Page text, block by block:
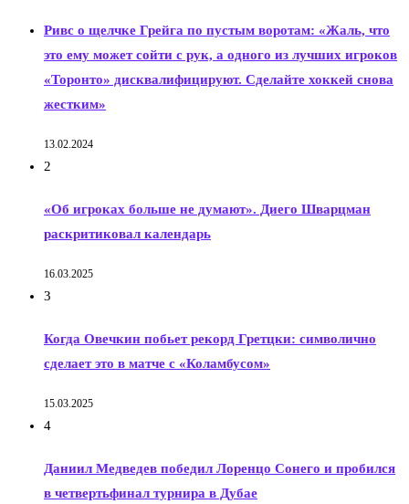
Ривс о щелчке Грейга по пустым воротам: «Жаль, что
это ему может сойти с рук, а одного из лучших игроков
«Торонто» дисквалифицируют. Сделайте хоккей снова
жестким»
13.02.2024
2
«Об игроках больше не думают». Диего Шварцман
раскритиковал календарь
16.03.2025
3
Когда Овечкин побьет рекорд Гретцки: символично
сделает это в матче с «Коламбусом»
15.03.2025
4
Даниил Медведев победил Лоренцо Сонего и пробился
в четвертьфинал турнира в Дубае